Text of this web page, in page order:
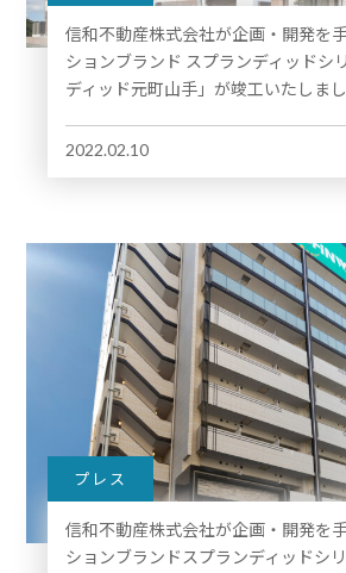
信和不動産株式会社が企画・開発を
ションブランド スプランディッドシ
ディッド元町山手」が竣工いたしま
2022.02.10
プレス
信和不動産株式会社が企画・開発を
ションブランドスプランディッドシ